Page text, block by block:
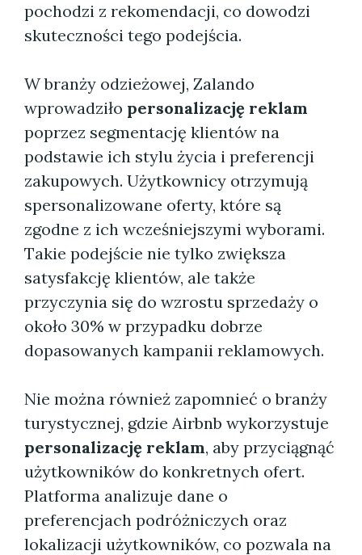
pochodzi z rekomendacji, co dowodzi
skuteczności tego podejścia.
W branży odzieżowej, Zalando
wprowadziło personalizację reklam
poprzez segmentację klientów na
podstawie ich stylu życia i preferencji
zakupowych. Użytkownicy otrzymują
spersonalizowane oferty, które są
zgodne z ich wcześniejszymi wyborami.
Takie podejście nie tylko zwiększa
satysfakcję klientów, ale także
przyczynia się do wzrostu sprzedaży o
około 30% w przypadku dobrze
dopasowanych kampanii reklamowych.
Nie można również zapomnieć o branży
turystycznej, gdzie Airbnb wykorzystuje
personalizację reklam, aby przyciągnąć
użytkowników do konkretnych ofert.
Platforma analizuje dane o
preferencjach podróżniczych oraz
lokalizacji użytkowników, co pozwala na